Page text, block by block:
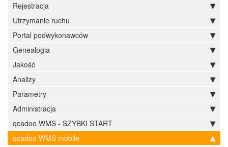
Rejestracja
Utrzymanie ruchu
Portal podwykonawców
Genealogia
Jakość
Analizy
Parametry
Administracja
qcadoo WMS - SZYBKI START
qcadoo WMS mobile